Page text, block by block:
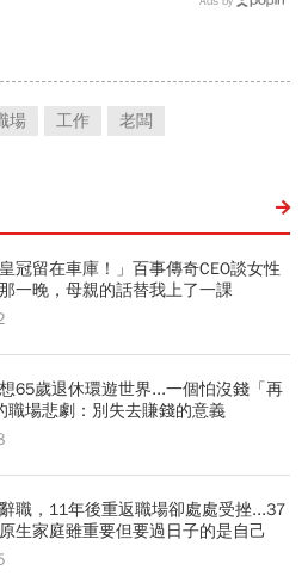
場 工作 老闆
冠留在車庫！」百事傳奇CEO談女性
一晚，母親的話替我上了一課
65歲退休環遊世界...一個怕沒錢「再
職場悲劇：別失去賺錢的意義
職，11年後重返職場卻處處受挫...37
生家庭雖重要但要過日子的是自己